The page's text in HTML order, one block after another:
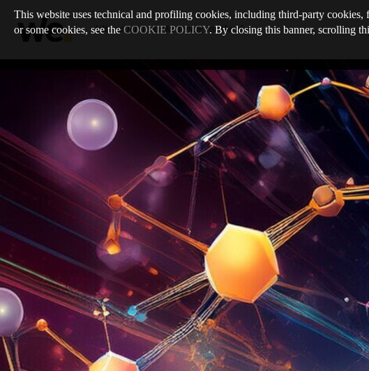
Ultimo numero:/Reaching for the sky
This website uses technical and profiling cookies, including third-party
or some cookies, see the COOKIE POLICY. By closing this banner, scrolling